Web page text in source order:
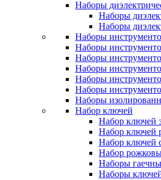
Наборы
Наборы
Наборы
Наборы
Наборы
Наборы
Наборы
Наборы
Наборы
Наборы
Набор ключей
Набор ключей
Набор ключей
Набор ключей
Набор
Наборы
Наборы